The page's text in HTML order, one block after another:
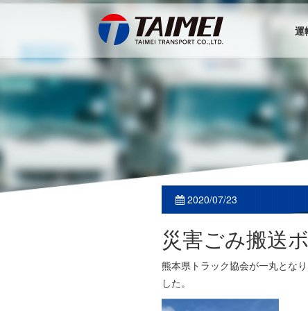
運
2020/07/23
災害ごみ搬送
熊本県トラック協会が一丸とな
した。